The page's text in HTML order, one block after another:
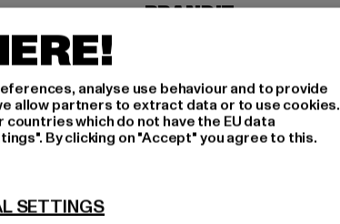
EUR
BRANDIT
analyse use behaviour and to provide
allow partners to extract data or to use cookies.
which do not have the EU data
By clicking on "Accept" you agree to this.
SETTINGS